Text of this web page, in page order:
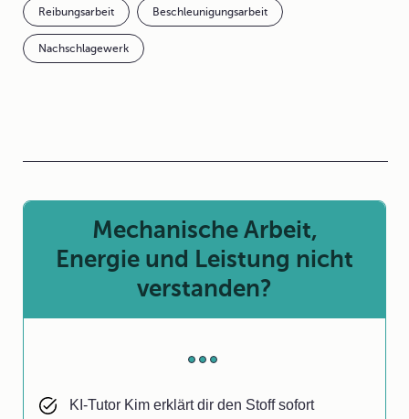
Reibungsarbeit Beschleunigungsarbeit
Nachschlagewerk
Mechanische Arbeit,
Energie und Leistung nicht
verstanden?
KI-Tutor Kim erklärt dir den Stoff sofort